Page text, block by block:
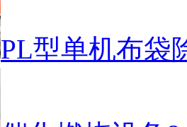
PL型单机布袋